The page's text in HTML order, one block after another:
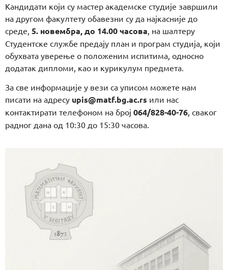
Кандидати који су мастер академске студије завршили
на другом факултету обавезни су да најкасније до
среде, 5. новембра, до 14.00 часова , на шалтеру
Студентске службе предају план и програм студија, који
обухвата уверење о положеним испитима, односно
додатак дипломи, као и курикулум предмета.
За све информације у вези са уписом можете нам
писати на адресу upis@matf.bg.ac.rs или нас
контактирати телефоном на број 064/828-40-76, сваког
радног дана од 10:30 до 15:30 часова.